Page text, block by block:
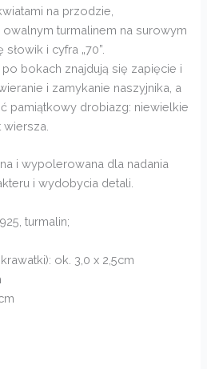
na przodzie,
turmalinem na surowym
i cyfra „70”.
bokach znajdują się zapięcie i
i zamykanie naszyjnika, a
pamiątkowy drobiazg: niewielkie
i wypolerowana dla nadania
i wydobycia detali.
turmalin;
ok. 3,0 x 2,5cm